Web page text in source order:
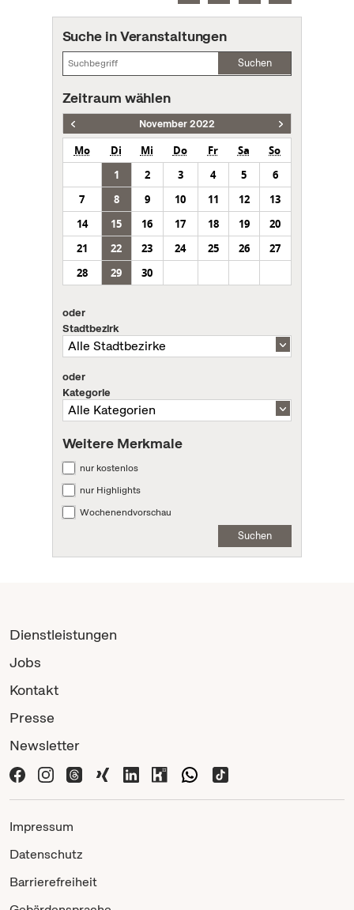
Suche in Veranstaltungen
Suchen
Zeitraum wählen
November 2022
Mo Di Mi Do Fr Sa
So
1
2 3 4 5
6
7
8 9 10 11 12
13
14
15 16 17 18 19
20
21
22 23 24 25 26
27
28
29 30
oder
Stadtbezirk
oder
Kategorie
Weitere Merkmale
nur kostenlos
nur Highlights
Wochenendvorschau
Suchen
Dienstleistungen
Jobs
Kontakt
Presse
Newsletter
Impressum
Datenschutz
Barrierefreiheit